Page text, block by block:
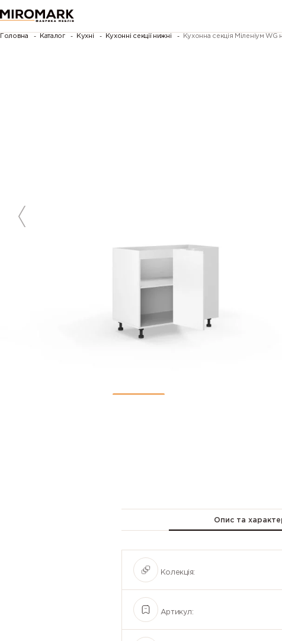
Головна Каталог Кухні Кухонні секції нижні Кухонна секція Міленіум
Опис та
Колекція:
Артикул: